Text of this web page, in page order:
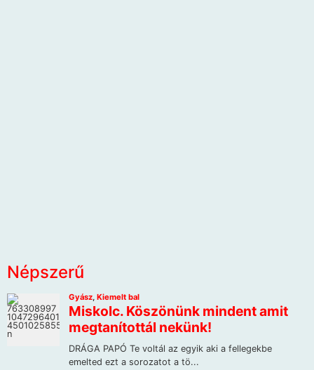
Népszerű